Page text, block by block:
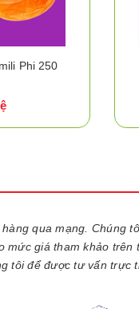
Phi 250
qua mạng. Chúng
giá tham khảo
tôi để được tư vấn trực